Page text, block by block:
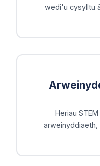
wedi'u cysylltu
Heriau